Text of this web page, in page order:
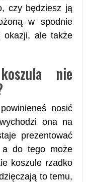
czy będziesz ją
w spodnie
okazji, ale także
nie
nosić
ona na
prezentować
a do tego może
koszule rzadko
to temu,